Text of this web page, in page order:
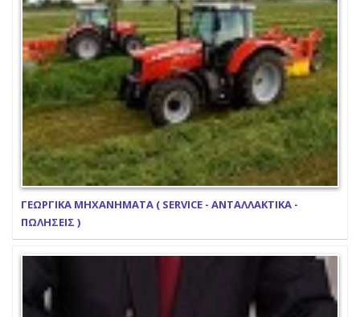
ΓΕΩΡΓΙΚΑ ΜΗΧΑΝΗΜΑΤΑ ( SERVICE - ΑΝΤΑΛΛΑΚΤΙΚΑ -
ΠΩΛΗΣΕΙΣ )